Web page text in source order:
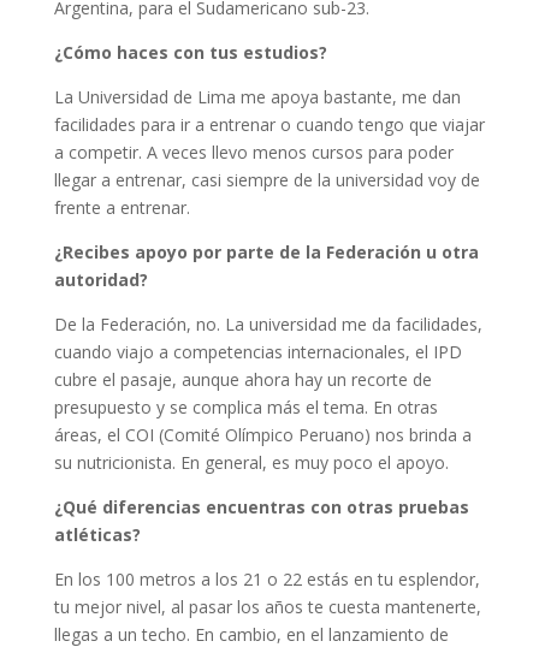
Argentina, para el Sudamericano sub-23.
¿Cómo haces con tus estudios?
La Universidad de Lima me apoya bastante, me dan
facilidades para ir a entrenar o cuando tengo que viajar
a competir. A veces llevo menos cursos para poder
llegar a entrenar, casi siempre de la universidad voy de
frente a entrenar.
¿Recibes apoyo por parte de la Federación u otra
autoridad?
De la Federación, no. La universidad me da facilidades,
cuando viajo a competencias internacionales, el IPD
cubre el pasaje, aunque ahora hay un recorte de
presupuesto y se complica más el tema. En otras
áreas, el COI (Comité Olímpico Peruano) nos brinda a
su nutricionista. En general, es muy poco el apoyo.
¿Qué diferencias encuentras con otras pruebas
atléticas?
En los 100 metros a los 21 o 22 estás en tu esplendor,
tu mejor nivel, al pasar los años te cuesta mantenerte,
llegas a un techo. En cambio, en el lanzamiento de